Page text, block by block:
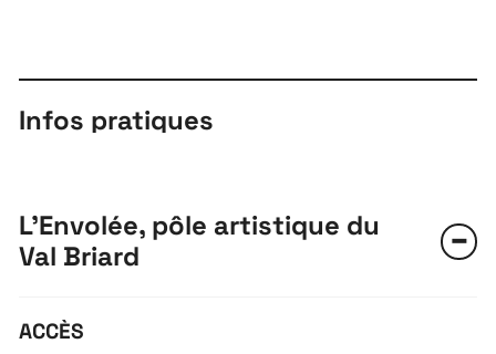
Infos pratiques
L'Envolée, pôle artistique du
Val Briard
ACCÈS